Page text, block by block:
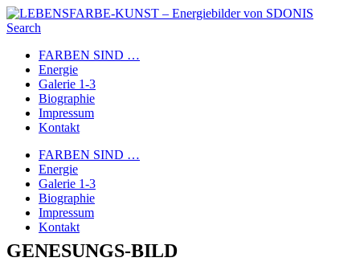
Search
FARBEN SIND …
Energie
Galerie 1-3
Biographie
Impressum
Kontakt
FARBEN SIND …
Energie
Galerie 1-3
Biographie
Impressum
Kontakt
GENESUNGS-BILD